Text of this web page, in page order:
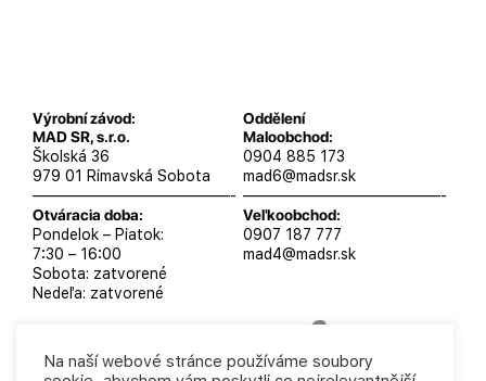
Výrobní závod:
MAD SR, s.r.o.
Školská 36
979 01 Rimavská Sobota
—————————————-
Otváracia doba:
Pondelok – Piatok:
7:30 – 16:00
Sobota: zatvorené
Nedeľa: zatvorené
Oddělení
Maloobchod:
0904 885 173
mad6@madsr.sk
—————————————-
Veľkoobchod:
0907 187 777
mad4@madsr.sk
Na naší webové stránce používáme soubory